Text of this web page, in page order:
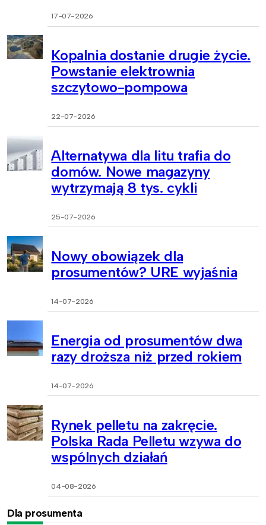
17-07-2026
Kopalnia dostanie drugie życie.
Powstanie elektrownia
szczytowo-pompowa
22-07-2026
Alternatywa dla litu trafia do
domów. Nowe magazyny
wytrzymają 8 tys. cykli
25-07-2026
Nowy obowiązek dla
prosumentów? URE wyjaśnia
14-07-2026
Energia od prosumentów dwa
razy droższa niż przed rokiem
14-07-2026
Rynek pelletu na zakręcie.
Polska Rada Pelletu wzywa do
wspólnych działań
04-08-2026
Dla prosumenta